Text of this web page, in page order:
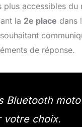
plus accessibles
la 2e place dans
de réponse.
Bluetooth
votre choix.